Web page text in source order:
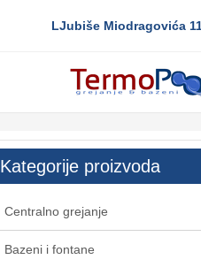
LJubiše Miodragovića
Kategorije proizvoda
Centralno grejanje
Bazeni i fontane